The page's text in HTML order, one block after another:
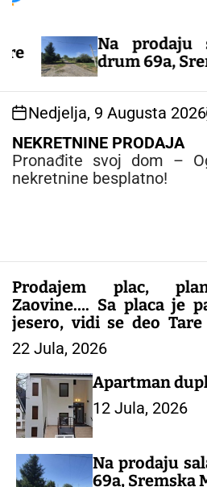
o
Na prodaju
drum 69a, Sremska
Nedjelja, 9 Augusta 2026
NEKRETNINE PRODAJA
Pronađite svoj dom –
nekretnine besplatno!
Prodajem plac,
Zaovine…. Sa placa je
jesero, vidi se deo
Plac je gradjevinsko
1/1..kontakt
Viber
22 Jula, 2026
Apartman
12 Jula, 2026
Na prodaju
69a, Sremska